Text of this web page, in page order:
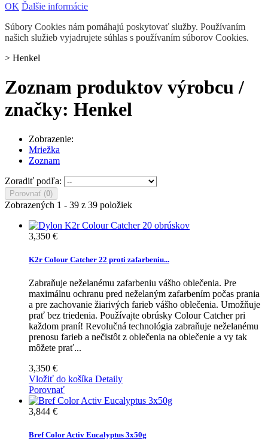
OK Ďalšie informácie
Súbory Cookies nám pomáhajú poskytovať služby. Používaním
našich služieb vyjadrujete súhlas s používaním súborov Cookies.
> Henkel
Zoznam produktov výrobcu /
značky: Henkel
Zobrazenie:
Mriežka
Zoznam
Zoradiť podľa:
Porovnať (0)
Zobrazených 1 - 39 z 39 položiek
3,350 €
K2r Colour Catcher 22 proti zafarbeniu...
Zabraňuje neželanému zafarbeniu vášho oblečenia. Pre
maximálnu ochranu pred neželaným zafarbením počas prania
a pre zachovanie žiarivých farieb vášho oblečenia. Umožňuje
prať bez triedenia. Používajte obrúsky Colour Catcher pri
každom praní! Revolučná technológia zabraňuje neželanému
prenosu farieb a nečistôt z oblečenia na oblečenie a vy tak
môžete prať...
3,350 €
Vložiť do košíka Detaily
Porovnať
3,844 €
Bref Color Activ Eucalyptus 3x50g